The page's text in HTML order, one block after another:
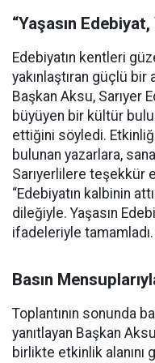
“Yaşasın Edebiyat,
Edebiyatın kentleri
yakınlaştıran güçlü
Başkan Aksu, Sarıyer
büyüyen bir kültür
ettiğini söyledi.
bulunan yazarlara,
Sarıyerlilere teşekkür
“Edebiyatın kalbinin
dileğiyle. Yaşasın
ifadeleriyle tamamladı.
Basın
Toplantının sonunda
yanıtlayan Başkan
birlikte etkinlik alanını